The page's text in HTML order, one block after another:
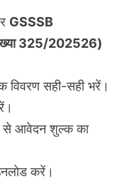
GSSSB
325/202526)
विवरण सही-सही भरें।
से आवेदन शुल्क का
करें।